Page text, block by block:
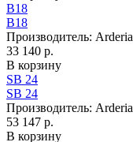
B18
B18
Производитель: Arderia
33 140 р.
В корзину
SB 24
SB 24
Производитель: Arderia
53 147 р.
В корзину